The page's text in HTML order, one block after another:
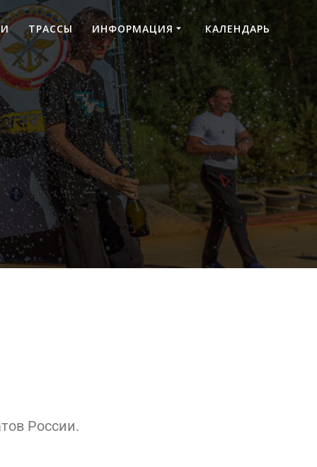
ТРАССЫ ИНФОРМАЦИЯ КАЛЕНДАРЬ
России.